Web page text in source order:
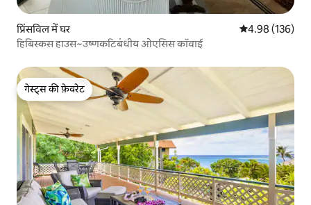
प्रिंसविल में घर औसत रेटिंग 5 में से
4.98 (136)
हिबिस्कस हाउस~उष्णकटिबंधीय ओएसिस कॉवाई
गेस्ट्स की फ़ेवरेट
गेस्ट्स की फ़ेवरेट